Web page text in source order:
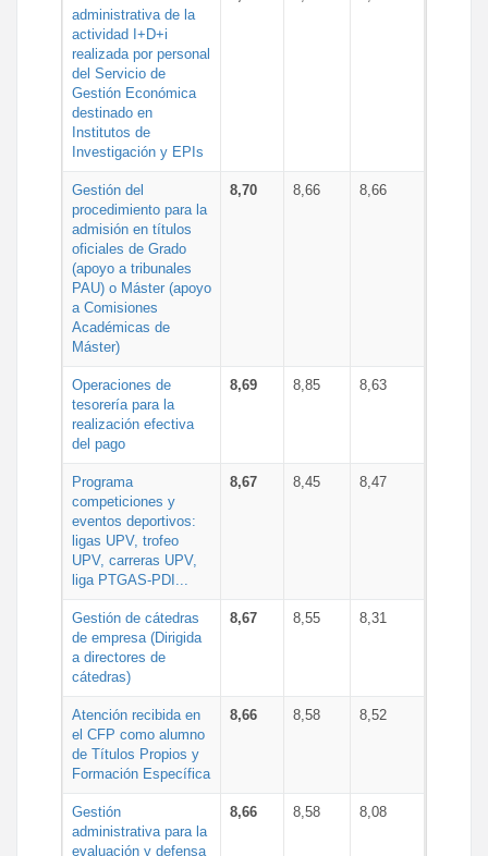
administrativa de la
actividad I+D+i
realizada por personal
del Servicio de
Gestión Económica
destinado en
Institutos de
Investigación y EPIs
Gestión del
procedimiento para la
admisión en títulos
oficiales de Grado
(apoyo a tribunales
PAU) o Máster (apoyo
a Comisiones
Académicas de
Máster)
8,70 8,66 8,66
Operaciones de
tesorería para la
realización efectiva
del pago
8,69 8,85 8,63
Programa
competiciones y
eventos deportivos:
ligas UPV, trofeo
UPV, carreras UPV,
liga PTGAS-PDI...
8,67 8,45 8,47
Gestión de cátedras
de empresa (Dirigida
a directores de
cátedras)
8,67 8,55 8,31
Atención recibida en
el CFP como alumno
de Títulos Propios y
Formación Específica
8,66 8,58 8,52
Gestión
administrativa para la
evaluación y defensa
8,66 8,58 8,08